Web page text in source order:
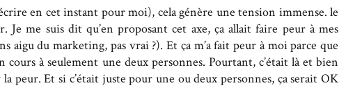
en cet instant pour moi), cela génère une tension immense. le
Je me suis dit qu’en proposant cet axe, ça allait faire peur à mes
aigu du marketing, pas vrai ?). Et ça m’a fait peur à moi parce que
cours à seulement une deux personnes. Pourtant, c’était là et bien
peur. Et si c’était juste pour une ou deux personnes, ça serait OK